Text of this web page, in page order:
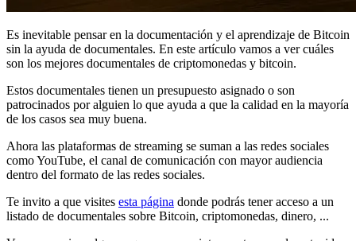
Es inevitable pensar en la documentación y el aprendizaje de Bitcoin
sin la ayuda de documentales. En este artículo vamos a ver cuáles
son los mejores documentales de criptomonedas y bitcoin.
Estos documentales tienen un presupuesto asignado o son
patrocinados por alguien lo que ayuda a que la calidad en la mayoría
de los casos sea muy buena.
Ahora las plataformas de streaming se suman a las redes sociales
como YouTube, el canal de comunicación con mayor audiencia
dentro del formato de las redes sociales.
Te invito a que visites esta página donde podrás tener acceso a un
listado de documentales sobre Bitcoin, criptomonedas, dinero, ...